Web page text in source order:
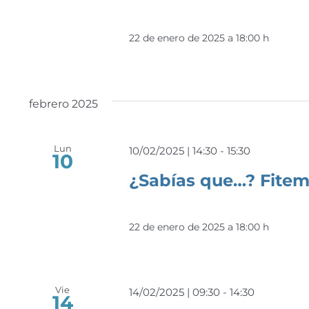
22 de enero de 2025 a 18:00 h
febrero 2025
Lun
10
¿Sabías que…?
10/02/2025 | 14:30 -15:30
22 de enero de 2025 a 18:00 h
Vie
14 14/02/2025 | 09:30 -14:30